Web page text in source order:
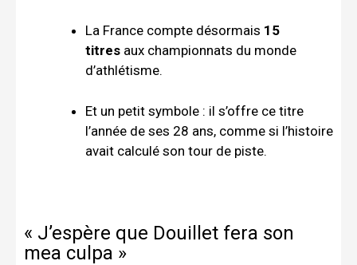
La France compte désormais 15
titres aux championnats du monde
d’athlétisme.
Et un petit symbole : il s’offre ce titre
l’année de ses 28 ans, comme si l’histoire
avait calculé son tour de piste.
« J’espère que Douillet fera son
mea culpa »